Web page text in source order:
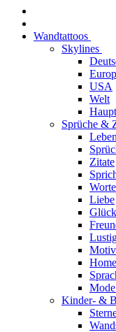
Wandtattoos
Skylines
USA
Welt
Sprüche &
Zitate
Worte
Liebe
Glück
Home
Kinder- &